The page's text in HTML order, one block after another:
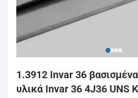
1.3912 Invar 36
υλικά Invar 36 4J36 UNS